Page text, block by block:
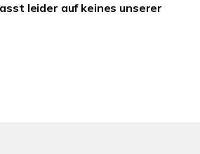
leider auf keines unserer